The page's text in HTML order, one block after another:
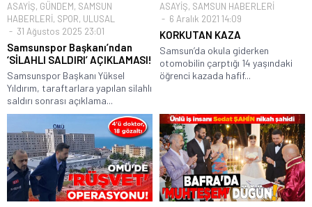
ASAYİŞ, GÜNDEM, SAMSUN
HABERLERİ, SPOR, ULUSAL
31 Ağustos 2025 23:01
Samsunspor Başkanı’ndan
‘SİLAHLI SALDIRI’ AÇIKLAMASI!
Samsunspor Başkanı Yüksel
Yıldırım, taraftarlara yapılan silahlı
saldırı sonrası açıklama...
ASAYİŞ, SAMSUN HABERLERİ
6 Aralık 2021 14:09
KORKUTAN KAZA
Samsun’da okula giderken
otomobilin çarptığı 14 yaşındaki
öğrenci kazada hafif...